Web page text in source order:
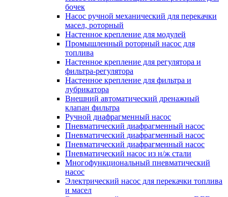
бочек
Насос ручной механический для перекачки
масел, роторный
Настенное крепление для модулей
Промышленный роторный насос для
топлива
Настенное крепление для регулятора и
фильтра-регулятора
Настенное крепление для фильтра и
лубрикатора
Внешний автоматический дренажный
клапан фильтра
Ручной диафрагменный насос
Пневматический диафрагменный насос
Пневматический диафрагменный насос
Пневматический диафрагменный насос
Пневматический насос из н/ж стали
Многофункциональный пневматический
насос
Электрический насос для перекачки топлива
и масел